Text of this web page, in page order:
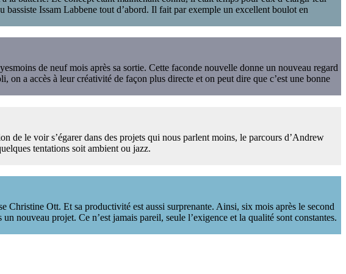
Issam Labbene tout d’abord. Il fait par exemple un excellent boulot en
de neuf mois après sa sortie. Cette faconde nouvelle donne un nouveau regard
a accès à leur créativité de façon plus directe et on peut dire que c’est une bonne
de le voir s’égarer dans des projets qui nous parlent moins, le parcours d’Andrew
tentations soit ambient ou jazz.
Christine Ott. Et sa productivité est aussi surprenante. Ainsi, six mois après le second
nouveau projet. Ce n’est jamais pareil, seule l’exigence et la qualité sont constantes.